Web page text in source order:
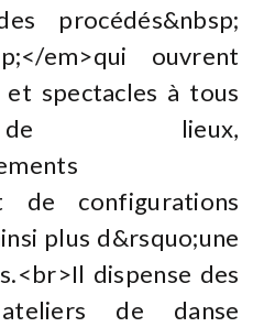
procédés&nbsp;
em>qui ouvrent
spectacles à tous
lieux,
de configurations
plus d&rsquo;une
dispense des
de danse